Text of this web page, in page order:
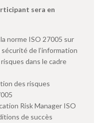
sera en
norme ISO 27005 sur
de l’information
dans le cadre
des risques
Risk Manager ISO
de succès